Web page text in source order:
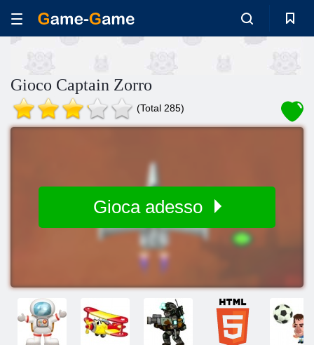
Gioco Captain Zorro
(Total 285)
Gioca adesso